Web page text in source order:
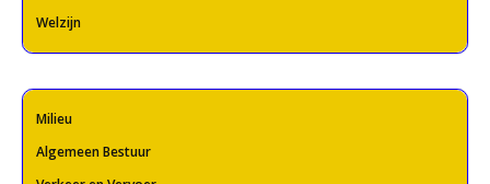
Welzijn
Milieu
Algemeen Bestuur